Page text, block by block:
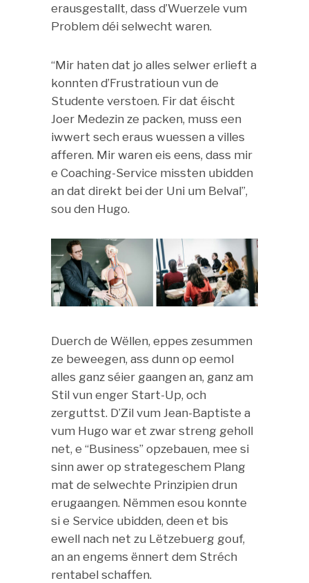
erausgestallt, dass d’Wuerzele vum
Problem déi selwecht waren.
“Mir haten dat jo alles selwer erlieft a
konnten d’Frustratioun vun de
Studente verstoen. Fir dat éischt
Joer Medezin ze packen, muss een
iwwert sech eraus wuessen a villes
afferen. Mir waren eis eens, dass mir
e Coaching-Service missten ubidden
an dat direkt bei der Uni um Belval”,
sou den Hugo.
Duerch de Wëllen, eppes zesummen
ze beweegen, ass dunn op eemol
alles ganz séier gaangen an, ganz am
Stil vun enger Start-Up, och
zerguttst. D’Zil vum Jean-Baptiste a
vum Hugo war et zwar streng geholl
net, e “Business” opzebauen, mee si
sinn awer op strategeschem Plang
mat de selwechte Prinzipien drun
erugaangen. Nëmmen esou konnte
si e Service ubidden, deen et bis
ewell nach net zu Lëtzebuerg gouf,
an an engems ënnert dem Stréch
rentabel schaffen.